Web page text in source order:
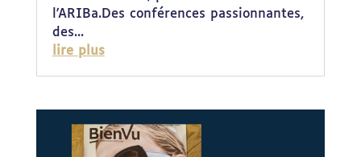
l'ARIBa.Des conférences passionnantes,
des...
lire plus